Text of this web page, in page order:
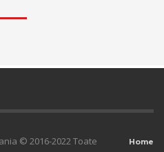
Home
© 2016-2022 Toate